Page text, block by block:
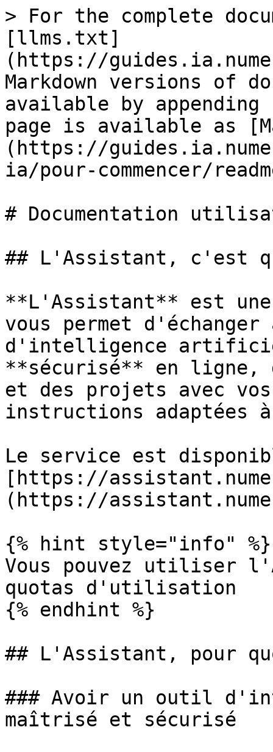
> For the complete
[llms.txt]
(https://
Markdown versions of
available by
page is available as
(https://
ia/pour-commencer/
# Documentation
## L'Assistant, c'est
**L'Assistant** est une
vous permet d'échanger
d'intelligence
**sécurisé** en ligne,
et des projets avec
instructions adaptées
Le service est
[https://
(https://
{% hint style="info" %}
Vous pouvez utiliser
quotas d'utilisation
{% endhint %}
## L'Assistant, pour
### Avoir un outil
maîtrisé et sécurisé